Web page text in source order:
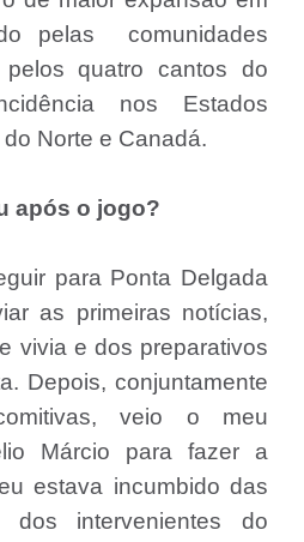
pelas comunidades
pelos quatro cantos do
nos Estados
Norte e Canadá.
após o jogo?
para Ponta Delgada
as primeiras notícias,
vivia e dos preparativos
Depois, conjuntamente
veio o meu
Márcio para fazer a
estava incumbido das
dos intervenientes do